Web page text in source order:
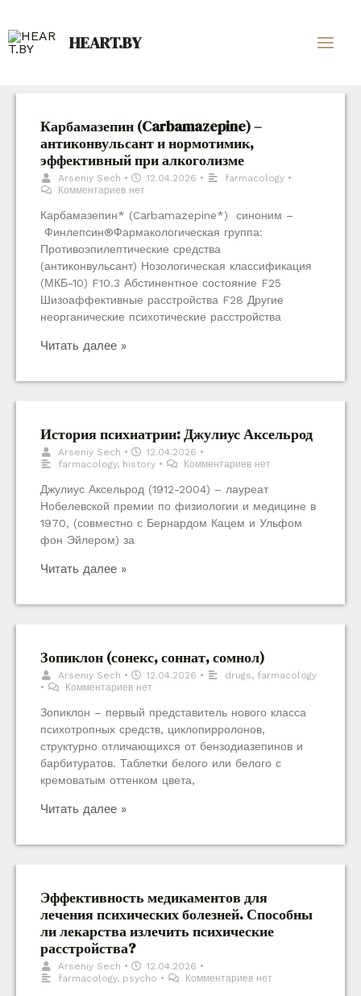
HEART.BY
Карбамазепин (Carbamazepine) –
антиконвульсант и нормотимик,
эффективный при алкоголизме
Arseniy Sech • 12.04.2026 • farmacology •
Комментариев нет
Карбамазепин* (Carbamazepine*) синоним –
Финлепсин®Фармакологическая группа:
Противоэпилептические средства
(антиконвульсант) Нозологическая классификация
(МКБ-10) F10.3 Абстинентное состояние F25
Шизоаффективные расстройства F28 Другие
неорганические психотические расстройства
Читать далее »
История психиатрии: Джулиус Аксельрод
Arseniy Sech • 12.04.2026 •
farmacology, history • Комментариев нет
Джулиус Аксельрод (1912-2004) – лауреат
Нобелевской премии по физиологии и медицине в
1970, (совместно с Бернардом Кацем и Ульфом
фон Эйлером) за
Читать далее »
Зопиклон (сонекс, соннат, сомнол)
Arseniy Sech • 12.04.2026 • drugs, farmacology
•
Комментариев нет
Зопиклон – первый представитель нового класса
психотропных средств, циклопирролонов,
структурно отличающихся от бензодиазепинов и
барбитуратов. Таблетки белого или белого с
кремоватым оттенком цвета,
Читать далее »
Эффективность медикаментов для
лечения психических болезней. Способны
ли лекарства излечить психические
расстройства?
Arseniy Sech • 12.04.2026 •
farmacology, psycho • Комментариев нет